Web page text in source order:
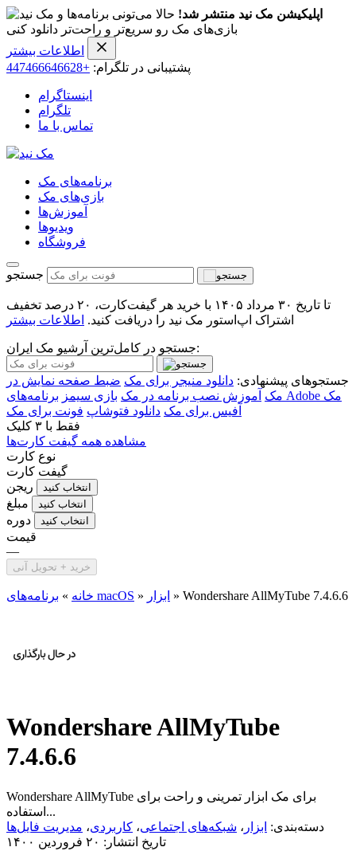
اپلیکیشن مک نید منتشر شد! حالا می‌تونی برنامه‌ها و
بازی‌های مک رو سریع‌تر و راحت‌تر دانلود کنی
اطلاعات بیشتر
پشتیبانی در تلگرام: +447466646628
اینستاگرام
تلگرام
تماس با ما
برنامه‌های مک
بازی‌های مک
آموزش‌ها
ویدیو‌ها
فروشگاه
جستجو
تا تاریخ ۳۰ مرداد ۱۴۰۵ با خرید هر گیفت‌کارت، ۲۰ درصد تخفیف
اشتراک اپ‌استور مک نید را دریافت کنید. اطلاعات بیشتر
جستجو در کامل‌ترین آرشیو مک ایران:
جستجوهای پیشنهادی: دانلود منیجر برای مک ضبط صفحه نمایش در
مک آموزش نصب برنامه در مک بازی سیمز
برنامه‌های Adobe مک
آفیس برای مک دانلود فتوشاپ فونت برای مک
فقط با ۳ کلیک
مشاهده همه گیفت کارت‌ها
نوع کارت
گیفت کارت
ریجن
انتخاب کنید
مبلغ انتخاب کنید
دوره انتخاب کنید
قیمت
—
خرید + تحویل آنی
خانه » برنامه‌های macOS » ابزار » Wondershare AllMyTube 7.4.6.6
Wondershare AllMyTube
7.4.6.6
Wondershare AllMyTube برای مک ابزار تمرینی و راحت برای
استفاده...
دسته‌بندی: ابزار ، شبکه‌های اجتماعی، کاربردی، مدیریت فایل‌ها
تاریخ انتشار: ۲۰ فروردین ۱۴۰۰